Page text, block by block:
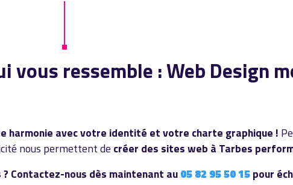
vous ressemble : Web Design
harmonie avec votre identité et votre charte graphique !
nous permettent de créer des sites web à Tarbes
Contactez-nous dès maintenant au05 82 95 50 15pour